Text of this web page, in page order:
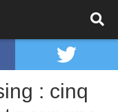
: cinq